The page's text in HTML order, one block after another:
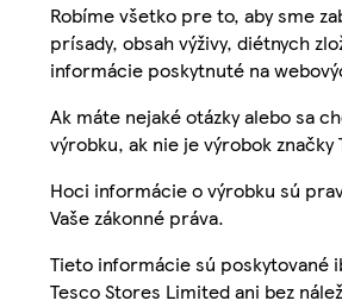
Robíme všetko pre to, aby sme
prísady, obsah výživy, diétnych
informácie poskytnuté na
Ak máte nejaké otázky alebo sa
výrobku, ak nie je výrobok značky
Hoci informácie o výrobku sú
Vaše zákonné práva.
Tieto informácie sú poskytované
Tesco Stores Limited ani bez